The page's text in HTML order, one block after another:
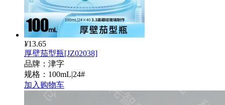
¥13.65
厚壁茄型瓶[JZ02038]
品牌：津字
规格：100mL|24#
加入购物车